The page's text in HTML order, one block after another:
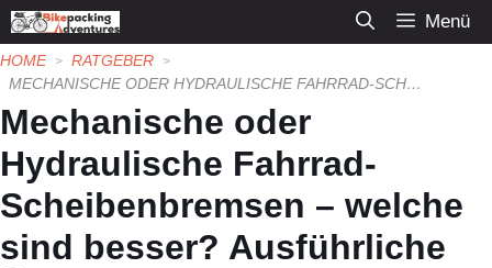
Zum
Inhalt
springen
Menü
HOME
RATGEBER
MECHANISCHE ODER HYDRAULISCHE FAHRRAD-SCHEIBENBREMSEN – WELCHE SIND BESSER? AUSFÜHRLICHE ÜBERSICHT
Mechanische oder
Hydraulische Fahrrad-
Scheibenbremsen – welche
sind besser? Ausführliche